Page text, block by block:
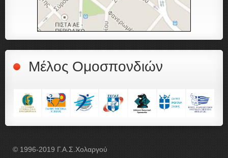
Μέλος Ομοσπονδιών
© 1996-2019 Γ.Α.Σ.Χολαργού